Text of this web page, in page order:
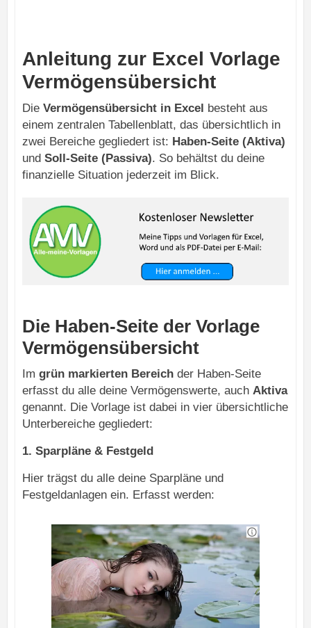
Anleitung zur Excel Vorlage
Vermögensübersicht
Die Vermögensübersicht in Excel besteht aus
einem zentralen Tabellenblatt, das übersichtlich in
zwei Bereiche gegliedert ist: Haben-Seite (Aktiva)
und Soll-Seite (Passiva). So behältst du deine
finanzielle Situation jederzeit im Blick.
Die Haben-Seite der Vorlage
Vermögensübersicht
Im grün markierten Bereichder Haben-Seite
erfasst du alle deine Vermögenswerte, auch Aktiva
genannt. Die Vorlage ist dabei in vier übersichtliche
Unterbereiche gegliedert:
1. Sparpläne & Festgeld
Hier trägst du alle deine Sparpläne und
Festgeldanlagen ein. Erfasst werden: